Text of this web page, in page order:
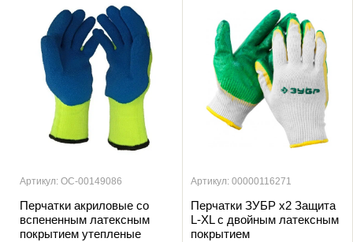
Артикул: ОС-00149086
Перчатки акриловые со
вспененным латексным
покрытием утепленые
Артикул: 00000116271
Перчатки ЗУБР х2 Защита
L-XL с двойным латексным
покрытием